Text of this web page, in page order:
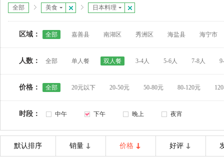
全部 美食 日本料理
区域： 全部 嘉善县 南湖区 秀洲区 海盐县 海宁市
人数： 全部 单人餐 双人餐 3-4人 5-6人 7-8人
价格： 全部 20元以下 20-50元 50-80元 80-120元
时段： 中午 下午 晚上 夜宵
默认排序 销量 价格 好评